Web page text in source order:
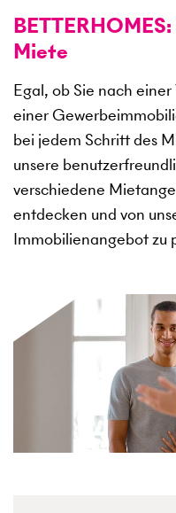
Miete
Egal, ob Sie nach
einer
bei jedem Schritt des
unsere
verschiedene
entdecken und von
Immobilienangebot zu